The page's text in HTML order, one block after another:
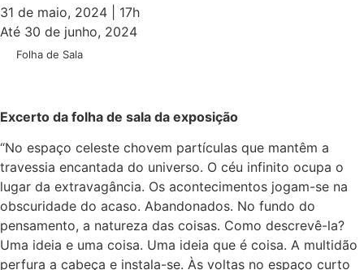
31 de maio, 2024 | 17h
Até 30 de junho, 2024
Folha de Sala
Excerto da folha de sala da exposição
“No espaço celeste chovem partículas que mantêm a
travessia encantada do universo. O céu infinito ocupa o
lugar da extravagância. Os acontecimentos jogam-se na
obscuridade do acaso. Abandonados. No fundo do
pensamento, a natureza das coisas. Como descrevê-la?
Uma ideia e uma coisa. Uma ideia que é coisa. A multidão
perfura a cabeça e instala-se. Às voltas no espaço curto